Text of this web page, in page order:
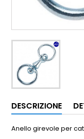
DESCRIZIONE
Anello girevole per